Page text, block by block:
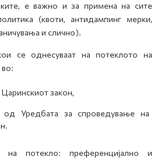
е важно и за примена на сите
(квоти, антидампинг мерки,
и слично).
се однесуваат на потеклото на
закон,
Уредбата за спроведување на
на потекло: преференцијално и